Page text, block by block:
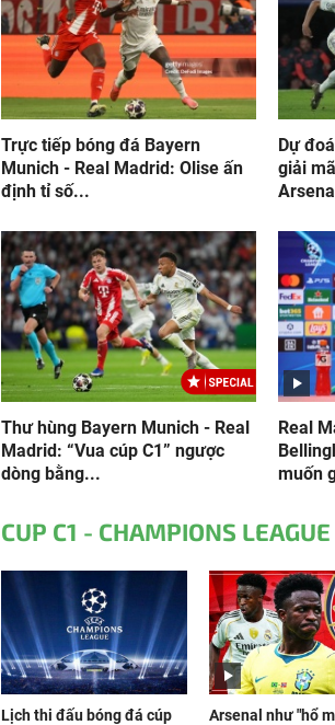
Trực tiếp bóng đá Bayern
Munich - Real Madrid: Olise ấn
định tỉ số...
Dự
giải
Thư hùng Bayern Munich - Real
Madrid: “Vua cúp C1” ngược
dòng bằng...
Real
muốn
CUP C1 - CHAMPIONS
Lịch thi đấu bóng đá cúp Arsenal như "hổ